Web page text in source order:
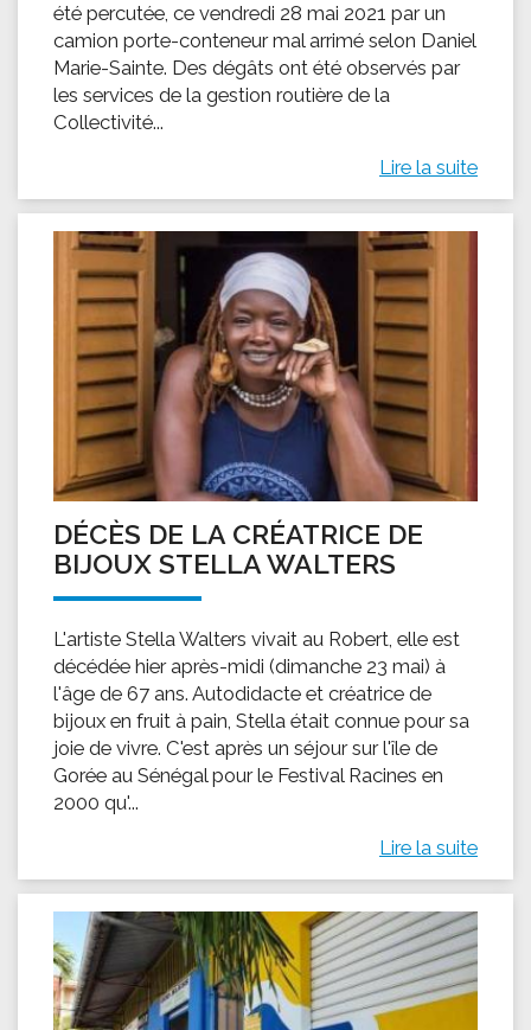
été percutée, ce vendredi 28 mai 2021 par un
camion porte-conteneur mal arrimé selon Daniel
Marie-Sainte. Des dégâts ont été observés par
les services de la gestion routière de la
Collectivité...
Lire la suite
DÉCÈS DE LA CRÉATRICE DE
BIJOUX STELLA WALTERS
L'artiste Stella Walters vivait au Robert, elle est
décédée hier après-midi (dimanche 23 mai) à
l'âge de 67 ans. Autodidacte et créatrice de
bijoux en fruit à pain, Stella était connue pour sa
joie de vivre. C'est après un séjour sur l'île de
Gorée au Sénégal pour le Festival Racines en
2000 qu'...
Lire la suite